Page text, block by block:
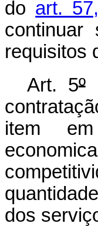
do art.
continuar
requisitos
Art. 5º
item
dos